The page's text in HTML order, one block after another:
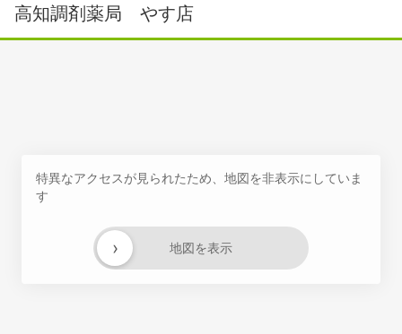
高知調剤薬局 やす店
特異なアクセスが見られたため、地図を非表示にしていま
す
地図を表示
›